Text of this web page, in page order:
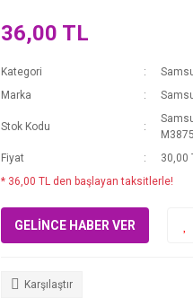
36,00 TL
Kategori
Marka
Stok Kodu
Fiyat
30,00
* 36,00 TL den başlayan taksitlerle!
GELİNCE HABER VER
Karşılaştır